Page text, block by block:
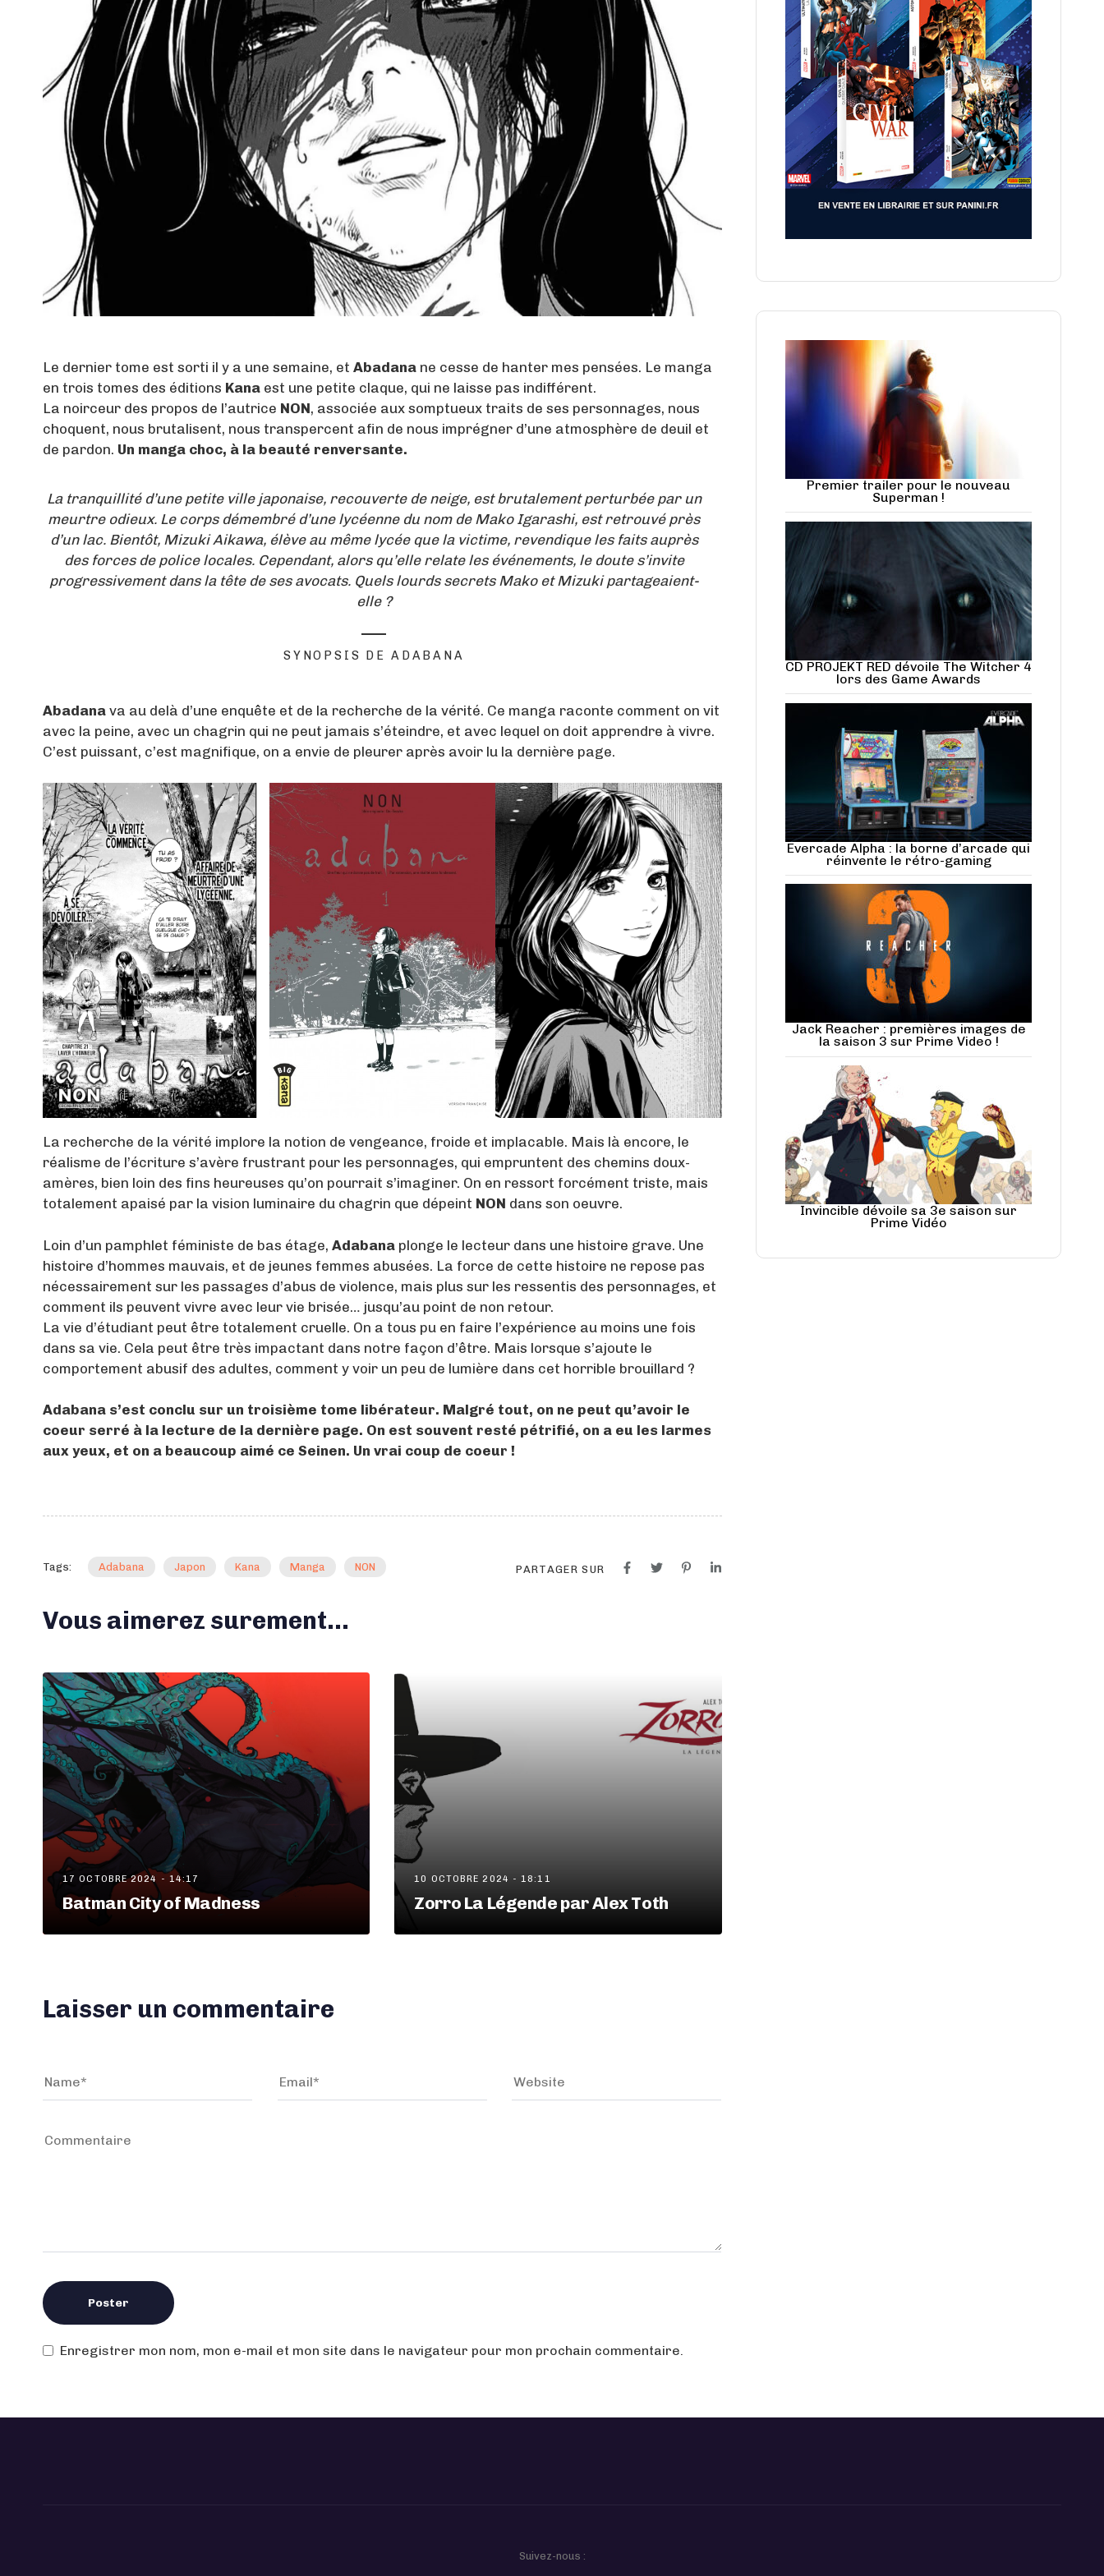
Le dernier tome est sorti il y a une semaine, et Abadana ne cesse de hanter mes pensées. Le manga
en trois tomes des éditions Kana est une petite claque, qui ne laisse pas indifférent.
La noirceur des propos de l’autrice NON, associée aux somptueux traits de ses personnages, nous
choquent, nous brutalisent, nous transpercent afin de nous imprégner d’une atmosphère de deuil et
de pardon. Un manga choc, à la beauté renversante.
La tranquillité d’une petite ville japonaise, recouverte de neige, est brutalement perturbée par un
meurtre odieux. Le corps démembré d’une lycéenne du nom de Mako Igarashi, est retrouvé près
d’un lac. Bientôt, Mizuki Aikawa, élève au même lycée que la victime, revendique les faits auprès
des forces de police locales. Cependant, alors qu’elle relate les événements, le doute s’invite
progressivement dans la tête de ses avocats. Quels lourds secrets Mako et Mizuki partageaient-
elle ?
SYNOPSIS DE ADABANA
Abadana va au delà d’une enquête et de la recherche de la vérité. Ce manga raconte comment on vit
avec la peine, avec un chagrin qui ne peut jamais s’éteindre, et avec lequel on doit apprendre à vivre.
C’est puissant, c’est magnifique, on a envie de pleurer après avoir lu la dernière page.
La recherche de la vérité implore la notion de vengeance, froide et implacable. Mais là encore, le
réalisme de l’écriture s’avère frustrant pour les personnages, qui empruntent des chemins doux-
amères, bien loin des fins heureuses qu’on pourrait s’imaginer. On en ressort forcément triste, mais
totalement apaisé par la vision luminaire du chagrin que dépeint NON dans son oeuvre.
Loin d’un pamphlet féministe de bas étage, Adabana plonge le lecteur dans une histoire grave. Une
histoire d’hommes mauvais, et de jeunes femmes abusées. La force de cette histoire ne repose pas
nécessairement sur les passages d’abus de violence, mais plus sur les ressentis des personnages, et
comment ils peuvent vivre avec leur vie brisée… jusqu’au point de non retour.
La vie d’étudiant peut être totalement cruelle. On a tous pu en faire l’expérience au moins une fois
dans sa vie. Cela peut être très impactant dans notre façon d’être. Mais lorsque s’ajoute le
comportement abusif des adultes, comment y voir un peu de lumière dans cet horrible brouillard ?
Adabana s’est conclu sur un troisième tome libérateur. Malgré tout, on ne peut qu’avoir le
coeur serré à la lecture de la dernière page. On est souvent resté pétrifié, on a eu les larmes
aux yeux, et on a beaucoup aimé ce Seinen. Un vrai coup de coeur !
Tags: Adabana Japon Kana Manga NON PARTAGER SUR
Vous aimerez surement...
17 OCTOBRE 2024 - 14:17
Batman City of Madness
10 OCTOBRE 2024 - 18:11
Zorro La Légende par Alex Toth
Laisser un commentaire
Enregistrer mon nom, mon e-mail et mon site dans le navigateur pour mon prochain commentaire.
Premier trailer pour le nouveau
Superman !
CD PROJEKT RED dévoile The Witcher 4
lors des Game Awards
Evercade Alpha : la borne d’arcade qui
réinvente le rétro-gaming
Jack Reacher : premières images de
la saison 3 sur Prime Video !
Invincible dévoile sa 3e saison sur
Prime Vidéo
Suivez-nous :